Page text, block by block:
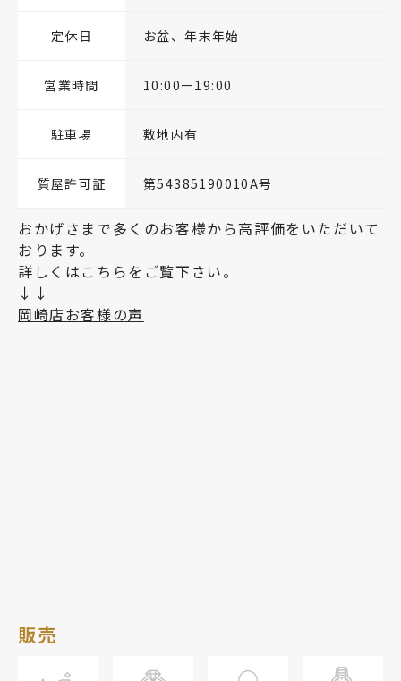
定休日 お盆、年末年始
営業時間 10:00ー19:00
駐車場 敷地内有
質屋許可証 第54385190010A号
おかげさまで多くのお客様から高評価をいただいて
おります。
詳しくはこちらをご覧下さい。
↓↓
岡崎店お客様の声
販売